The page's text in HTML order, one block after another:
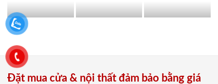
Đặt mua cửa & nội thất đảm bảo bằng giá